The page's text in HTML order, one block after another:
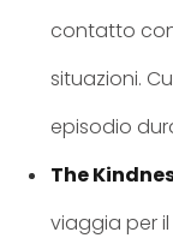
contatto
situazioni.
episodio
The
viaggia per